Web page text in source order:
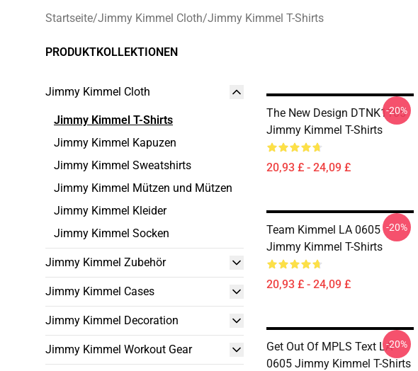
Startseite/Jimmy Kimmel Cloth/Jimmy Kimmel T-Shirts
PRODUKTKOLLEKTIONEN
Jimmy Kimmel Cloth
Jimmy Kimmel T-Shirts
Jimmy Kimmel Kapuzen
Jimmy Kimmel Sweatshirts
Jimmy Kimmel Mützen und Mützen
Jimmy Kimmel Kleider
Jimmy Kimmel Socken
Jimmy Kimmel Zubehör
Jimmy Kimmel Cases
Jimmy Kimmel Decoration
Jimmy Kimmel Workout Gear
The New Design DTNK1105
Jimmy Kimmel T-Shirts
20,93 £ - 24,09 £
-20%
Team Kimmel LA 0605
Jimmy Kimmel T-Shirts
20,93 £ - 24,09 £
-20%
Get Out Of MPLS Text LA
0605 Jimmy Kimmel T-Shirts
-20%